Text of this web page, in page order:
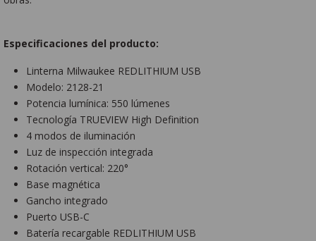
Especificaciones del producto:
Linterna Milwaukee REDLITHIUM USB
Modelo: 2128-21
Potencia lumínica: 550 lúmenes
Tecnología TRUEVIEW High Definition
4 modos de iluminación
Luz de inspección integrada
Rotación vertical: 220°
Base magnética
Gancho integrado
Puerto USB-C
Batería recargable REDLITHIUM USB